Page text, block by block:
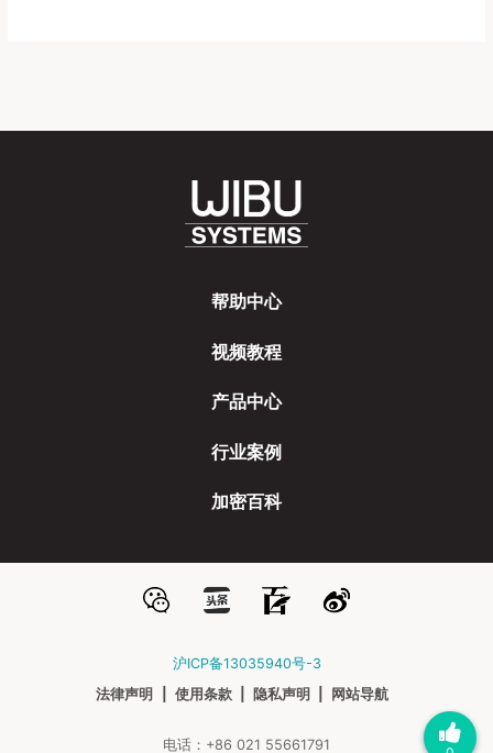
帮助中心
视频教程
产品中心
行业案例
加密百科
沪ICP备13035940号-3
法律声明
使用条款 隐私声明 网站导航
电话：+86 021 55661791